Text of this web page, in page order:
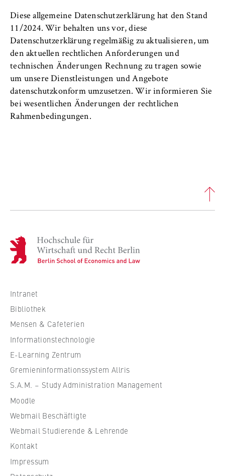
Diese allgemeine Datenschutzerklärung hat den Stand
11/2024. Wir behalten uns vor, diese
Datenschutzerklärung regelmäßig zu aktualisieren, um
den aktuellen rechtlichen Anforderungen und
technischen Änderungen Rechnung zu tragen sowie
um unsere Dienstleistungen und Angebote
datenschutzkonform umzusetzen. Wir informieren Sie
bei wesentlichen Änderungen der rechtlichen
Rahmenbedingungen.
H
o
c
s
c
u
l
e
f
i
r
t
c
Intranet
Bibliothek
Mensen & Cafeterien
Informationstechnologie
E-Learning Zentrum
Gremieninformationssystem Allris
S.A.M. – Study Administration Management
Moodle
Webmail Beschäftigte
Webmail Studierende & Lehrende
Kontakt
Impressum